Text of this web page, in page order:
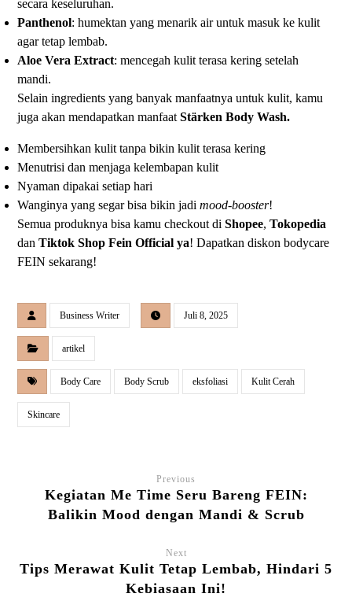
secara keseluruhan.
Panthenol: humektan yang menarik air untuk masuk ke kulit
agar tetap lembab.
Aloe Vera Extract: mencegah kulit terasa kering setelah
mandi.
Selain ingredients yang banyak manfaatnya untuk kulit, kamu
juga akan mendapatkan manfaatStärken Body Wash.
Membersihkan kulit tanpa bikin kulit terasa kering
Menutrisi dan menjaga kelembapan kulit
Nyaman dipakai setiap hari
Wanginya yang segar bisa bikin jadi mood-booster!
Semua produknya bisa kamu checkout diShopee,Tokopedia
danTiktok Shop Fein Official ya! Dapatkan diskon bodycare
FEIN sekarang!
Business Writer Juli 8, 2025
artikel
Body Care Body Scrub eksfoliasi Kulit Cerah
Skincare
Previous
Kegiatan Me Time Seru Bareng FEIN:
Balikin Mood dengan Mandi & Scrub
Next
Tips Merawat Kulit Tetap Lembab, Hindari 5
Kebiasaan Ini!